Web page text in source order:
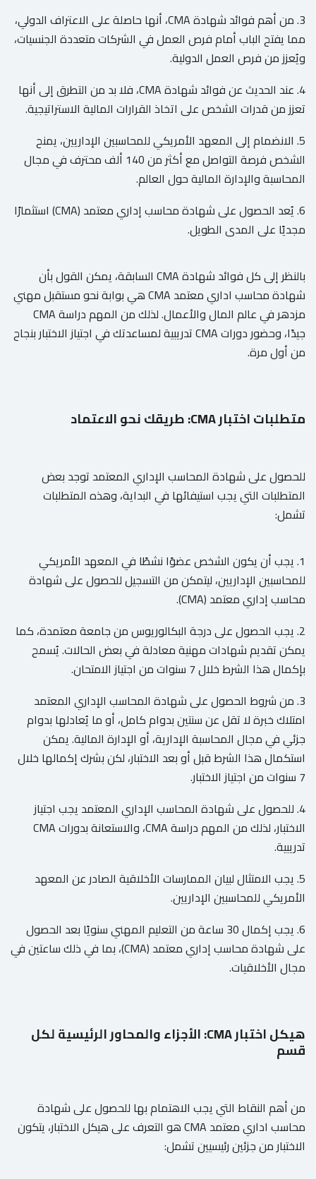
3. من أهم فوائد شهادة CMA، أنها حاصلة على الاعتراف الدولي،
مما يفتح الباب أمام فرص العمل في الشركات متعددة الجنسيات،
ويُعزز من فرص العمل الدولية.
4. عند الحديث عن فوائد شهادة CMA، فلا بد من التطرق إلى أنها
تعزز من قدرات الشخص على اتخاذ القرارات المالية الاستراتيجية.
5. الانضمام إلى المعهد الأمريكي للمحاسبين الإداريين، يمنح
الشخص فرصة التواصل مع أكثر من 140 ألف محترف في مجال
المحاسبة والإدارة المالية حول العالم.
6. يُعد الحصول على شهادة محاسب إداري معتمد (CMA) استثمارًا
مجديًا على المدى الطويل.
بالنظر إلى كل فوائد شهادة CMA السابقة، يمكن القول بأن
شهادة محاسب اداري معتمد CMA هي بوابة نحو مستقبل مهني
مزدهر في عالم المال والأعمال. لذلك من المهم دراسة CMA
جيدًا، وحضور دورات CMA تدريبية لمساعدتك في اجتياز الاختبار بنجاح
من أول مرة.
متطلبات اختبار CMA: طريقك نحو الاعتماد
للحصول على شهادة المحاسب الإداري المعتمد توجد بعض
المتطلبات التي يجب استيفائها في البداية، وهذه المتطلبات
تشمل:
1. يجب أن يكون الشخص عضوًا نشطًا في المعهد الأمريكي
للمحاسبين الإداريين، ليتمكن من التسجيل للحصول على شهادة
محاسب إداري معتمد (CMA).
2. يجب الحصول على درجة البكالوريوس من جامعة معتمدة، كما
يمكن تقديم شهادات مهنية معادلة في بعض الحالات. يُسمح
بإكمال هذا الشرط خلال 7 سنوات من اجتياز الامتحان.
3. من شروط الحصول على شهادة المحاسب الإداري المعتمد
امتلاك خبرة لا تقل عن سنتين بدوام كامل، أو ما يُعادلها بدوام
جزئي في مجال المحاسبة الإدارية، أو الإدارة المالية. يمكن
استكمال هذا الشرط قبل أو بعد الاختبار، لكن بشرك إكمالها خلال
7 سنوات من اجتياز الاختبار.
4. للحصول على شهادة المحاسب الإداري المعتمد يجب اجتياز
الاختبار، لذلك من المهم دراسة CMA، والاستعانة بدورات CMA
تدريبية.
5. يجب الامتثال لبيان الممارسات الأخلاقية الصادر عن المعهد
الأمريكي للمحاسبين الإداريين.
6. يجب إكمال 30 ساعة من التعليم المهني سنويًا بعد الحصول
على شهادة محاسب إداري معتمد (CMA)، بما في ذلك ساعتين في
مجال الأخلاقيات.
هيكل اختبار CMA: الأجزاء والمحاور الرئيسية لكل
قسم
من أهم النقاط التي يجب الاهتمام بها للحصول على شهادة
محاسب اداري معتمد CMA هو التعرف على هيكل الاختبار، يتكون
الاختبار من جزئين رئيسيين تشمل: